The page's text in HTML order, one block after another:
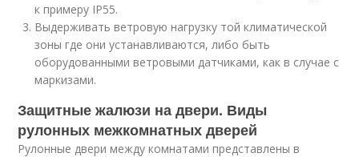
к примеру IP55.
Выдерживать ветровую нагрузку той климатической
зоны где они устанавливаются, либо быть
оборудованными ветровыми датчиками, как в случае с
маркизами.
Защитные жалюзи на двери. Виды
рулонных межкомнатных дверей
Рулонные двери между комнатами представлены в